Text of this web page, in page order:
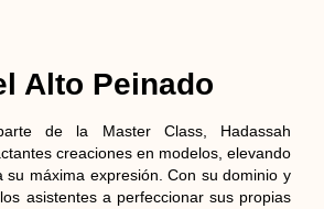
Alto Peinado
de la Master Class, Hadassah
creaciones en modelos, elevando
su máxima expresión. Con su dominio y
asistentes a perfeccionar sus propias